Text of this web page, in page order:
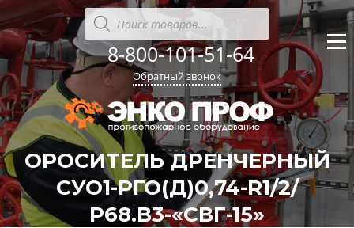
к
содержанию
Поиск
товаров
8-800-101-51-64
Обратный звонок
ОРОСИТЕЛЬ ДРЕНЧЕРНЫЙ
СУО1-РГО(Д)0,74-R1/2/
Р68.В3-«СВГ-15»
''